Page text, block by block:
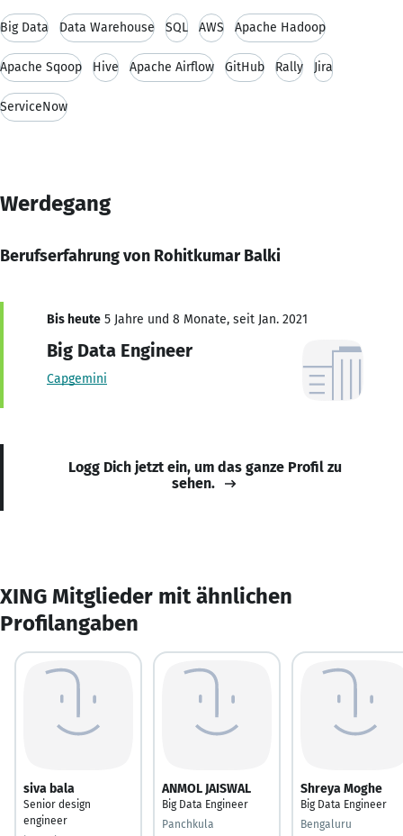
Big Data Data Warehouse SQL AWS Apache Hadoop
Apache Sqoop Hive Apache Airflow GitHub Rally Jira
ServiceNow
Werdegang
Berufserfahrung von Rohitkumar Balki
Bis heute 5 Jahre und 8 Monate, seit Jan. 2021
Big Data Engineer
Capgemini
Logg Dich jetzt ein, um das ganze Profil zu
sehen.
XING Mitglieder mit ähnlichen
Profilangaben
siva bala
Senior design
engineer
ANMOL JAISWAL
Big Data Engineer
Panchkula
Shreya Moghe
Big Data Engineer
Bengaluru